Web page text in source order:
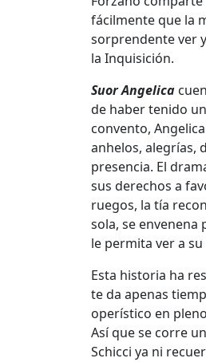
fácilmente que la
sorprendente ver
la Inquisición.
Suor Angelica
de haber tenido
convento,
anhelos, alegrías,
presencia. El
sus derechos a
ruegos, la tía
sola, se envenena
le permita ver a
Esta historia ha
te da apenas
operístico en
Así que se corre
Schicci ya ni